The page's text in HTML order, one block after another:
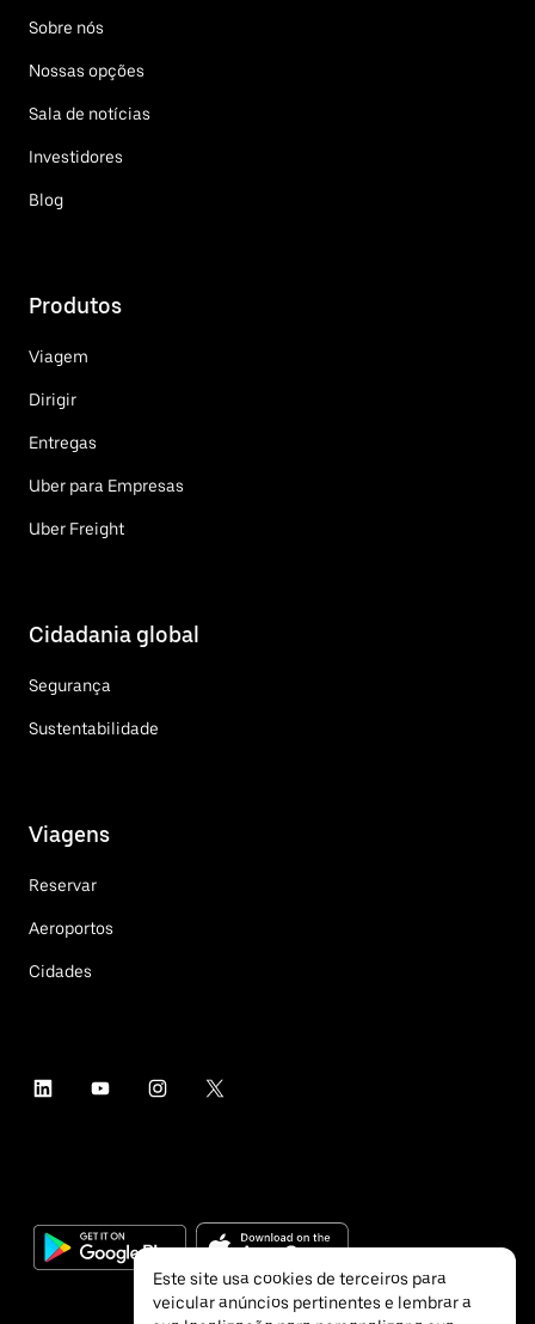
Sobre nós
Nossas opções
Sala de notícias
Investidores
Blog
Produtos
Viagem
Dirigir
Entregas
Uber para Empresas
Uber Freight
Cidadania global
Segurança
Sustentabilidade
Viagens
Reservar
Aeroportos
Cidades
Este site usa cookies de terceiros para
veicular anúncios pertinentes e lembrar a